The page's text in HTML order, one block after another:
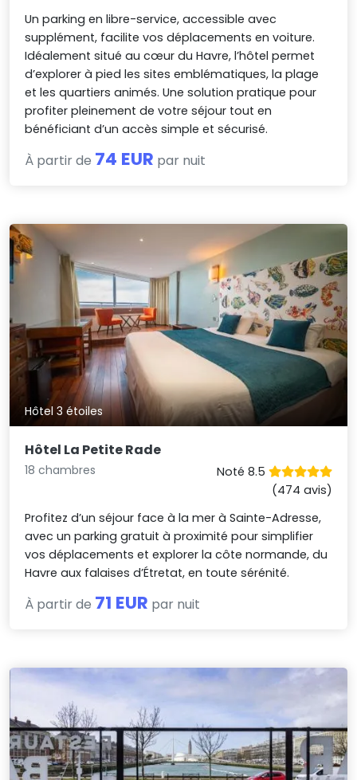
Un parking en libre-service, accessible avec
supplément, facilite vos déplacements en voiture.
Idéalement situé au cœur du Havre, l’hôtel permet
d’explorer à pied les sites emblématiques, la plage
et les quartiers animés. Une solution pratique pour
profiter pleinement de votre séjour tout en
bénéficiant d’un accès simple et sécurisé.
À partir de 74 EUR par nuit
Hôtel 3 étoiles
Hôtel La Petite Rade
18 chambres
Noté 8.5
(474 avis)
Profitez d’un séjour face à la mer à Sainte-Adresse,
avec un parking gratuit à proximité pour simplifier
vos déplacements et explorer la côte normande, du
Havre aux falaises d’Étretat, en toute sérénité.
À partir de 71 EUR par nuit